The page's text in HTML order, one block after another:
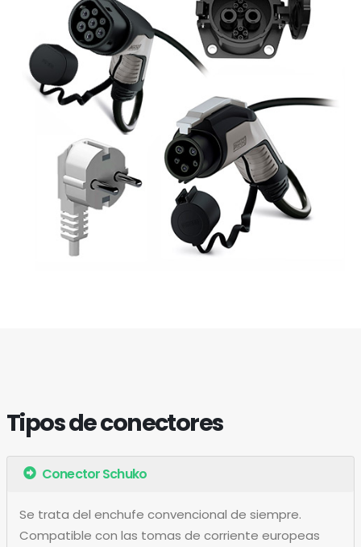
Tipos de conectores
Conector Schuko
Se trata del enchufe convencional de siempre.
Compatible con las tomas de corriente europeas